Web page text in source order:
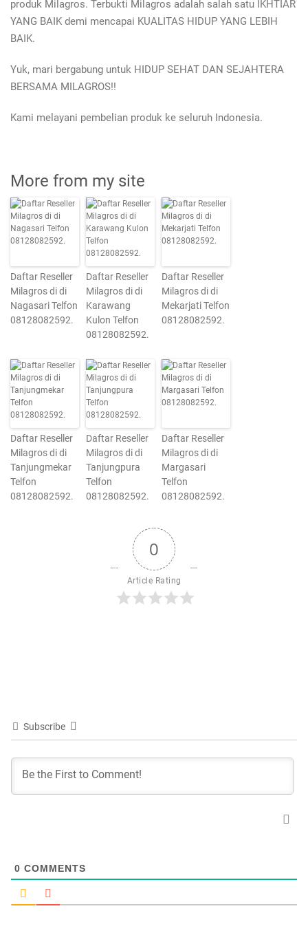
produk Milagros. Terbukti Milagros adalah salah satu IKHTIAR
YANG BAIK demi mencapai KUALITAS HIDUP YANG LEBIH
BAIK.
Yuk, mari bergabung untuk HIDUP SEHAT DAN SEJAHTERA
BERSAMA MILAGROS!!
Kami melayani pembelian produk ke seluruh Indonesia.
More from my site
Daftar Reseller
Milagros di di
Nagasari Telfon
08128082592.
Daftar Reseller
Milagros di di
Karawang
Kulon Telfon
08128082592.
Daftar Reseller
Milagros di di
Mekarjati Telfon
08128082592.
Daftar Reseller
Milagros di di
Tanjungmekar
Telfon
08128082592.
Daftar Reseller
Milagros di di
Tanjungpura
Telfon
08128082592.
Daftar Reseller
Milagros di di
Margasari
Telfon
08128082592.
0
Article Rating
Subscribe
0 COMMENTS